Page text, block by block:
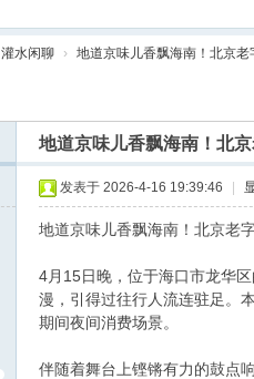
灌水闲聊 › 地道京味儿香飘海南！北京
地道京味儿香飘海南！北
发表于 2026-4-16 19:39:46
地道京味儿香飘海南！北京老
4月15日晚，位于海口市龙华
漫，引得过往行人流连驻足。
期间夜间消费场景。
伴随着舞台上铿锵有力的鼓点